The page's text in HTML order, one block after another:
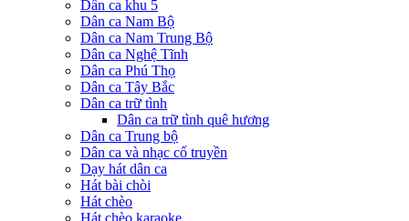
Dân ca khu 5
Dân ca Nam Bộ
Dân ca Nam Trung Bộ
Dân ca Nghệ Tĩnh
Dân ca Phú Thọ
Dân ca Tây Bắc
Dân ca trữ tình
Dân ca trữ tình quê hương
Dân ca Trung bộ
Dân ca và nhạc cổ truyền
Dạy hát dân ca
Hát bài chòi
Hát chèo
Hát chèo karaoke